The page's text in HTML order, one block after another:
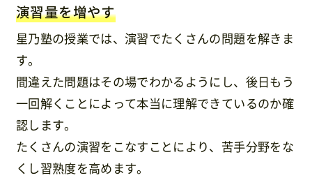
演習量を増やす
星乃塾の授業では、演習でたくさんの問題を解きま
す。
間違えた問題はその場でわかるようにし、後日もう
一回解くことによって本当に理解できているのか確
認します。
たくさんの演習をこなすことにより、苦手分野をな
くし習熟度を高めます。